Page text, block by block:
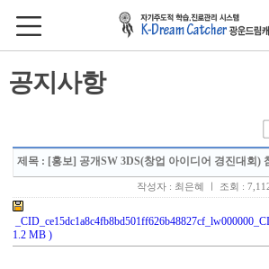
공지사항
제목: [홍보] 공개SW 3DS(창업 아이디어 경진대회)
작성자 : 최은혜 ㅣ 조회 :
1.2 MB )